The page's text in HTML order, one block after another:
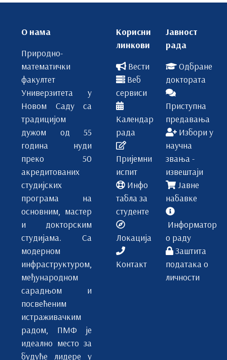
О нама
Природно-
математички
факултет
Универзитета у
Новом Саду са
традицијом
дужом од 55
година нуди
преко 50
акредитованих
студијских
програма на
основним, мастер
и докторским
студијама. Са
модерном
инфраструктуром,
међународном
сарадњом и
посвећеним
истраживачким
радом, ПМФ је
идеално место за
будуће лидере у
Корисни
линкови
Вести
Веб
сервиси
Календар
рада
Пријемни
испит
Инфо
табла за
студенте
Локација
Контакт
Јавност
рада
Одбране
доктората
Приступна
предавања
Избори у
научна
звања -
извештаји
Јавне
набавке
Информатор
о раду
Заштита
података о
личности